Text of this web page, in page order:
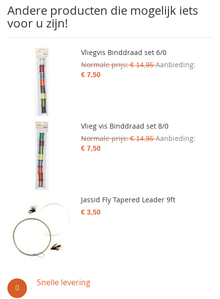
Snelle levering
Andere producten die mogelijk iets
voor u zijn!
Vliegvis Binddraad set 6/0
Normale prijs € 14,95 Aanbieding
€ 7,50
Vlieg vis Binddraad set 8/0
Normale prijs € 14,95 Aanbieding
€ 7,50
Jassid Fly Tapered Leader 9ft
€ 3,50